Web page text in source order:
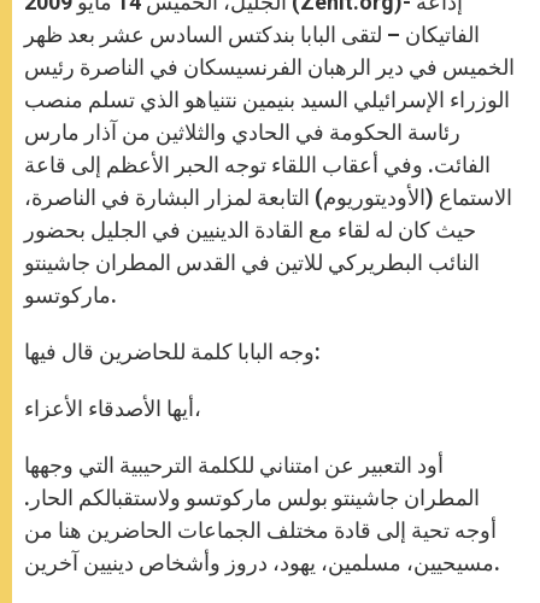
p e
r
k
الفاتيكان – لتقى البابا بندكتس السادس عشر بعد ظهر
الخميس في دير الرهبان الفرنسيسكان في الناصرة رئيس
الوزراء الإسرائيلي السيد بنيمين نتنياهو الذي تسلم منصب
رئاسة الحكومة في الحادي والثلاثين من آذار مارس
الفائت. وفي أعقاب اللقاء توجه الحبر الأعظم إلى قاعة
الاستماع (الأوديتوريوم) التابعة لمزار البشارة في الناصرة،
حيث كان له لقاء مع القادة الدينيين في الجليل بحضور
النائب البطريركي للاتين في القدس المطران جاشينتو
ماركوتسو.
وجه البابا كلمة للحاضرين قال فيها:
أيها الأصدقاء الأعزاء،
أود التعبير عن امتناني للكلمة الترحيبية التي وجهها
المطران جاشينتو بولس ماركوتسو ولاستقبالكم الحار.
أوجه تحية إلى قادة مختلف الجماعات الحاضرين هنا من
مسيحيين، مسلمين، يهود، دروز وأشخاص دينيين آخرين.